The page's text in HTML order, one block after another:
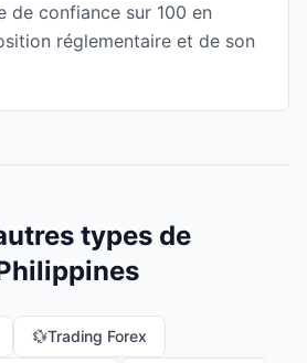
de confiance sur 100 en
réglementaire et de son
types de
💱Trading Forex